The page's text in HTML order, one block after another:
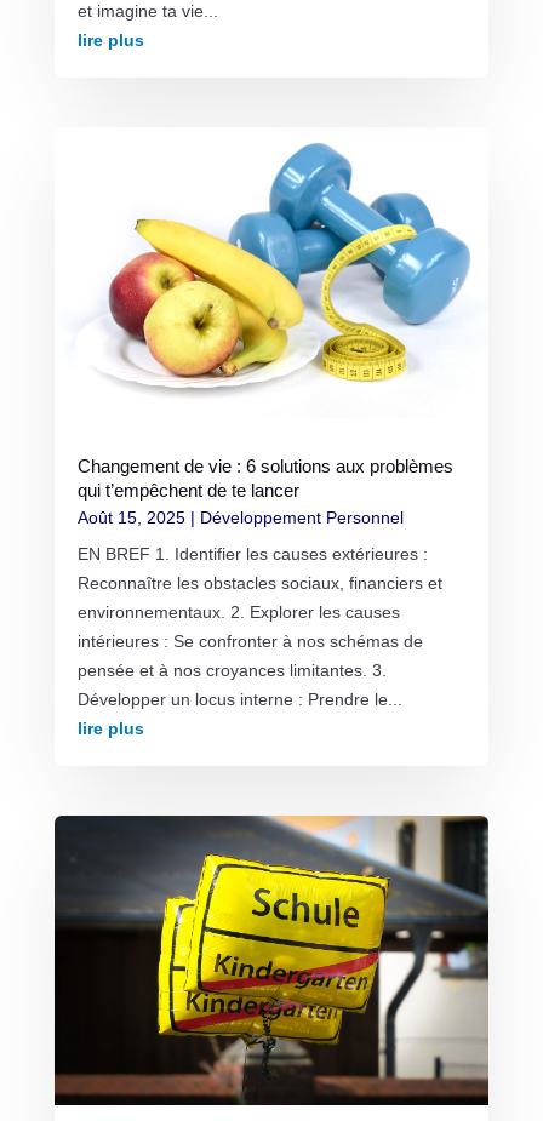
et imagine ta vie...
lire plus
Changement de vie : 6 solutions aux problèmes
qui t’empêchent de te lancer
Août 15, 2025| Développement Personnel
EN BREF 1. Identifier les causes extérieures :
Reconnaître les obstacles sociaux, financiers et
environnementaux. 2. Explorer les causes
intérieures : Se confronter à nos schémas de
pensée et à nos croyances limitantes. 3.
Développer un locus interne : Prendre le...
lire plus